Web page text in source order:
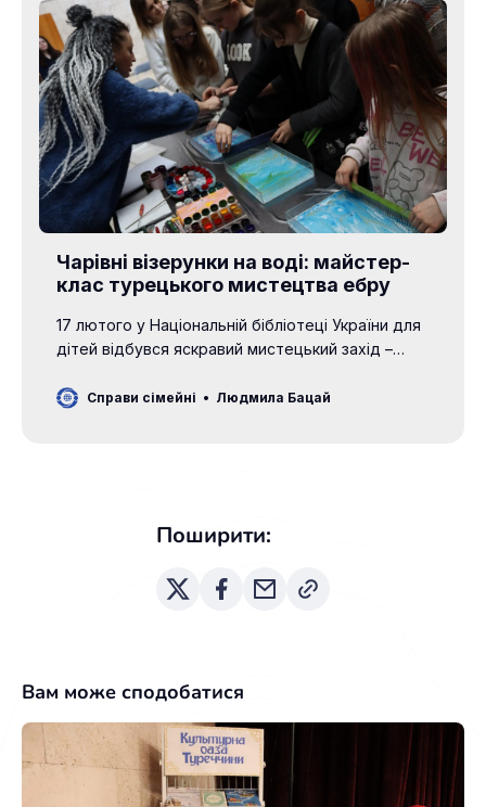
Чарівні візерунки на воді: майстер-
клас турецького мистецтва ебру
17 лютого у Національній бібліотеці України для
дітей відбувся яскравий мистецький захід –
«Чарівні візерунки на воді», який подарував
Справи сімейні Людмила Бацай
Поширити:
Вам може сподобатися